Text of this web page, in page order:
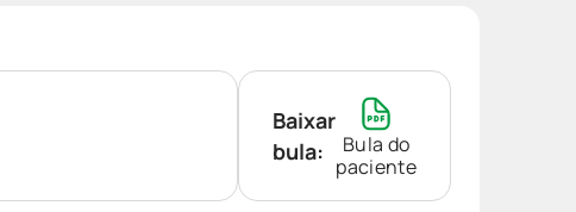
Baixar
bula:
Bula do
paciente